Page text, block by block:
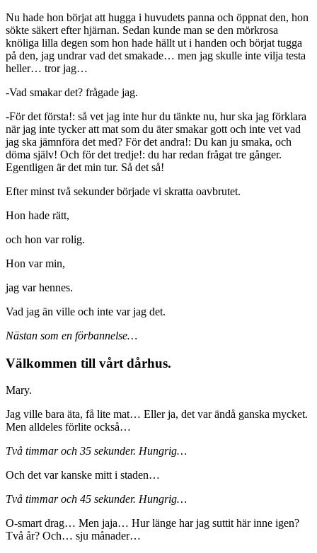
Nu hade hon börjat att hugga i huvudets panna och öppnat den, hon
sökte säkert efter hjärnan. Sedan kunde man se den mörkrosa
knöliga lilla degen som hon hade hällt ut i handen och börjat tugga
på den, jag undrar vad det smakade… men jag skulle inte vilja testa
heller… tror jag…
-Vad smakar det? frågade jag.
-För det första!: så vet jag inte hur du tänkte nu, hur ska jag förklara
när jag inte tycker att mat som du äter smakar gott och inte vet vad
jag ska jämnföra det med? För det andra!: Du kan ju smaka, och
döma själv! Och för det tredje!: du har redan frågat tre gånger.
Egentligen är det min tur. Så det så!
Efter minst två sekunder började vi skratta oavbrutet.
Hon hade rätt,
och hon var rolig.
Hon var min,
jag var hennes.
Vad jag än ville och inte var jag det.
Nästan som en förbannelse…
Välkommen till vårt dårhus.
Mary.
Jag ville bara äta, få lite mat… Eller ja, det var ändå ganska mycket.
Men alldeles förlite också…
Två timmar och 35 sekunder. Hungrig…
Och det var kanske mitt i staden…
Två timmar och 45 sekunder. Hungrig…
O-smart drag… Men jaja… Hur länge har jag suttit här inne igen?
Två år? Och… sju månader…